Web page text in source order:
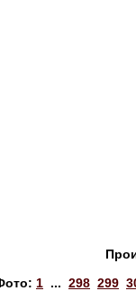
1 ... 298 299